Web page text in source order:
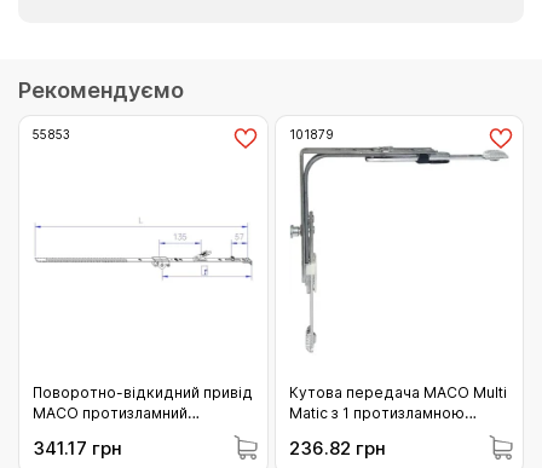
Рекомендуємо
55853
Поворотно-відкидний привід
MACO протизламний
фіксований DM 15 Gr.1B (601-
800) (55853)
341.17 грн
101879
Кутова передача МАСО Multi
Matic з 1 протизламною
цапфою (i.s.) FFB 400 - 1.000
FFH 800 - 1.700 (101879)
236.82 грн